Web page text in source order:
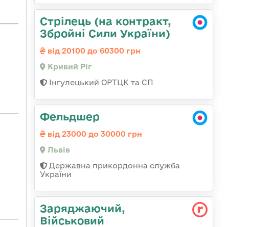
Стрілець (на контракт,
Збройні Сили України)
від 20100 до 60300 грн
Кривий Ріг
Інгулецький ОРТЦК та СП
Фельдшер
від 23000 до 30000 грн
Львів
Державна прикордонна служба
України
Заряджаючий,
Військовий